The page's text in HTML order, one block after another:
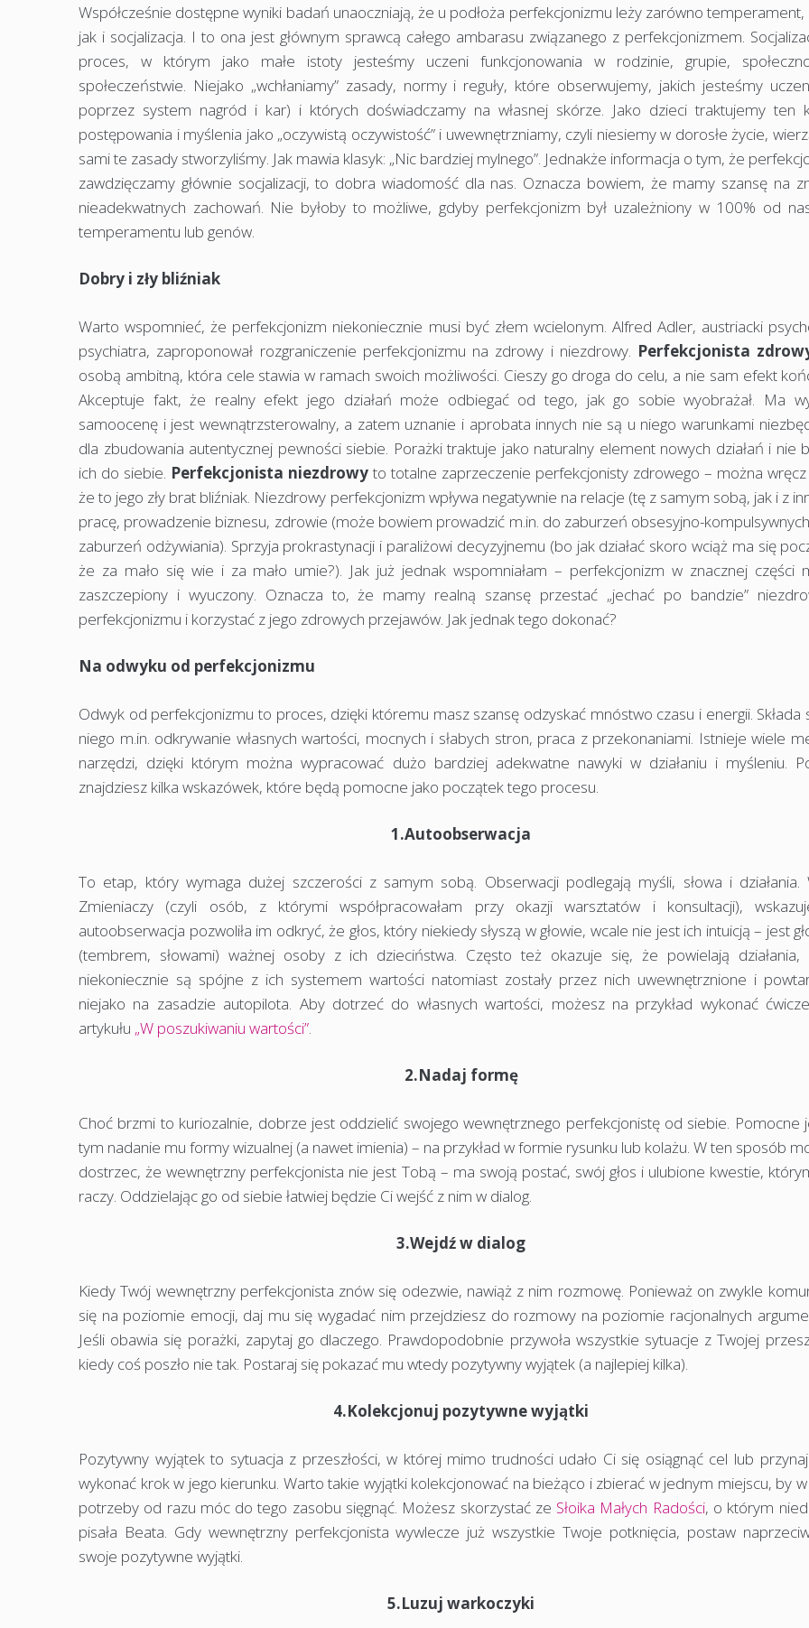
Współcześnie dostępne wyniki badań unaoczniają, że u podłoża perfekcjonizmu leży zarówno temperament,
jak i socjalizacja. I to ona jest głównym sprawcą całego ambarasu związanego z perfekcjonizmem.
proces, w którym jako małe istoty jesteśmy uczeni funkcjonowania w rodzinie, grupie,
społeczeństwie. Niejako „wchłaniamy” zasady, normy i reguły, które obserwujemy, jakich jesteśmy
poprzez system nagród i kar) i których doświadczamy na własnej skórze. Jako dzieci traktujemy ten
postępowania i myślenia jako „oczywistą oczywistość” i uwewnętrzniamy, czyli niesiemy w dorosłe życie,
sami te zasady stworzyliśmy. Jak mawia klasyk: „Nic bardziej mylnego”. Jednakże informacja o tym, że
zawdzięczamy głównie socjalizacji, to dobra wiadomość dla nas. Oznacza bowiem, że mamy szansę na
nieadekwatnych zachowań. Nie byłoby to możliwe, gdyby perfekcjonizm był uzależniony w 100% od
temperamentu lub genów.
Dobry i zły bliźniak
Warto wspomnieć, że perfekcjonizm niekoniecznie musi być złem wcielonym. Alfred Adler, austriacki
psychiatra, zaproponował rozgraniczenie perfekcjonizmu na zdrowy i niezdrowy. Perfekcjonista
osobą ambitną, która cele stawia w ramach swoich możliwości. Cieszy go droga do celu, a nie sam efekt
Akceptuje fakt, że realny efekt jego działań może odbiegać od tego, jak go sobie wyobrażał. Ma
samoocenę i jest wewnątrzsterowalny, a zatem uznanie i aprobata innych nie są u niego warunkami
dla zbudowania autentycznej pewności siebie. Porażki traktuje jako naturalny element nowych działań i nie
ich do siebie. Perfekcjonista niezdrowyto totalne zaprzeczenie perfekcjonisty zdrowego – można
że to jego zły brat bliźniak. Niezdrowy perfekcjonizm wpływa negatywnie na relacje (tę z samym sobą, jak i z
pracę, prowadzenie biznesu, zdrowie (może bowiem prowadzić m.in. do zaburzeń obsesyjno-
zaburzeń odżywiania). Sprzyja prokrastynacji i paraliżowi decyzyjnemu (bo jak działać skoro wciąż ma się
że za mało się wie i za mało umie?). Jak już jednak wspomniałam – perfekcjonizm w znacznej części
zaszczepiony i wyuczony. Oznacza to, że mamy realną szansę przestać „jechać po bandzie”
perfekcjonizmu i korzystać z jego zdrowych przejawów. Jak jednak tego dokonać?
Na odwyku od perfekcjonizmu
Odwyk od perfekcjonizmu to proces, dzięki któremu masz szansę odzyskać mnóstwo czasu i energii. Składa
niego m.in. odkrywanie własnych wartości, mocnych i słabych stron, praca z przekonaniami. Istnieje wiele
narzędzi, dzięki którym można wypracować dużo bardziej adekwatne nawyki w działaniu i myśleniu.
znajdziesz kilka wskazówek, które będą pomocne jako początek tego procesu.
1.Autoobserwacja
To etap, który wymaga dużej szczerości z samym sobą. Obserwacji podlegają myśli, słowa i działania.
Zmieniaczy (czyli osób, z którymi współpracowałam przy okazji warsztatów i konsultacji),
autoobserwacja pozwoliła im odkryć, że głos, który niekiedy słyszą w głowie, wcale nie jest ich intuicją – jest
(tembrem, słowami) ważnej osoby z ich dzieciństwa. Często też okazuje się, że powielają działania,
niekoniecznie są spójne z ich systemem wartości natomiast zostały przez nich uwewnętrznione i
niejako na zasadzie autopilota. Aby dotrzeć do własnych wartości, możesz na przykład wykonać
artykułu „W poszukiwaniu wartości”
2.Nadaj formę
Choć brzmi to kuriozalnie, dobrze jest oddzielić swojego wewnętrznego perfekcjonistę od siebie. Pomocne
tym nadanie mu formy wizualnej (a nawet imienia) – na przykład w formie rysunku lub kolażu. W ten sposób
dostrzec, że wewnętrzny perfekcjonista nie jest Tobą – ma swoją postać, swój głos i ulubione kwestie,
raczy. Oddzielając go od siebie łatwiej będzie Ci wejść z nim w dialog.
3.Wejdź w dialog
Kiedy Twój wewnętrzny perfekcjonista znów się odezwie, nawiąż z nim rozmowę. Ponieważ on zwykle
się na poziomie emocji, daj mu się wygadać nim przejdziesz do rozmowy na poziomie racjonalnych
Jeśli obawia się porażki, zapytaj go dlaczego. Prawdopodobnie przywoła wszystkie sytuacje z Twojej
kiedy coś poszło nie tak. Postaraj się pokazać mu wtedy pozytywny wyjątek (a najlepiej kilka).
4.Kolekcjonuj pozytywne wyjątki
Pozytywny wyjątek to sytuacja z przeszłości, w której mimo trudności udało Ci się osiągnąć cel lub
wykonać krok w jego kierunku. Warto takie wyjątki kolekcjonować na bieżąco i zbierać w jednym miejscu, by
potrzeby od razu móc do tego zasobu sięgnąć. Możesz skorzystać ze Słoika Małych Radości, o którym
pisała Beata. Gdy wewnętrzny perfekcjonista wywlecze już wszystkie Twoje potknięcia, postaw
swoje pozytywne wyjątki.
5.Luzuj warkoczyki